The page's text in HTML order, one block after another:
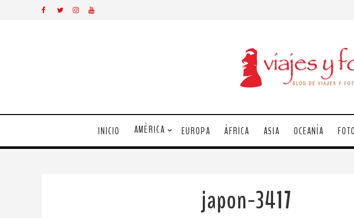
INICIO AMÉRICA EUROPA ÁFRICA ASIA OCEANÍA
japon-3417